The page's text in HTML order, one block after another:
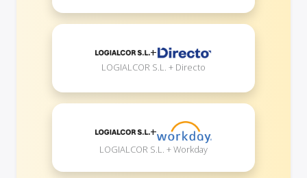
+
LOGIALCOR S.L. + Directo
+
LOGIALCOR S.L. + Workday